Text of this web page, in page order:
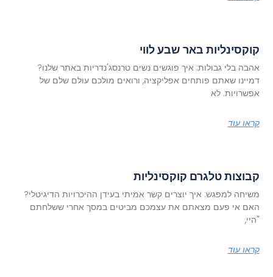
קוקסינליות באר שבע לווי
אהבה בלי גבולות: איך פוגשים נשים טרנסג'נדריות באתר שלנו?
דמיינו שאתם פותחים אפליקציה, ורואים מולכם עולם שלם של
אפשרויות. לא
קראו עוד
קבוצות טלגרם קוקסינליות
משיחה למפגש: איך יוצרים קשר אמיתי בעידן ההיכרויות הדיגיטלי?
האם אי פעם מצאתם את עצמכם מביטים במסך אחרי ששלחתם
"היי,
קראו עוד